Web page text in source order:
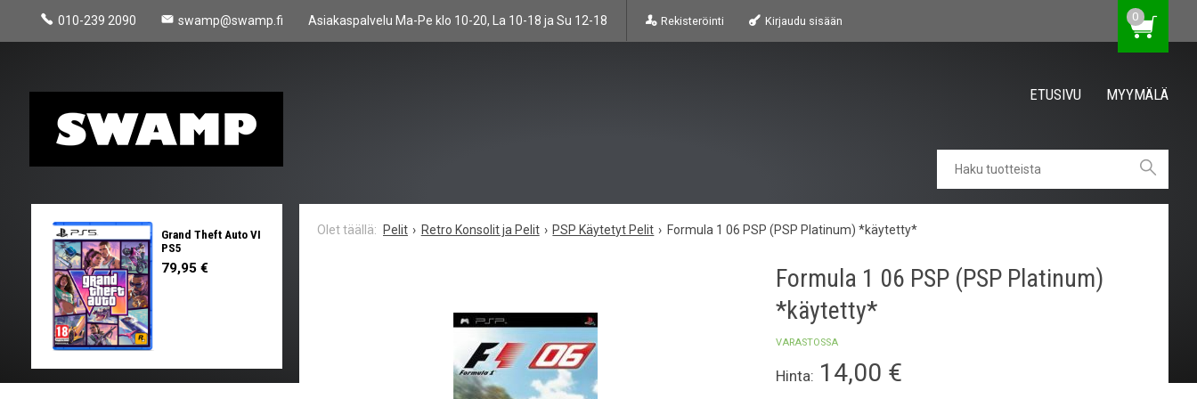
010-239 2090 swamp@swamp.fi Asiakaspalvelu Ma-Pe klo 10-20, La 10-18 ja Su 12-18 Rekisteröinti Kirjaudu sisään 0
ETUSIVU MYYMÄLÄ
Pelit Retro Konsolit ja Pelit PSP Käytetyt Pelit Formula 1 06 PSP (PSP Platinum) *käytetty*
Formula 1 06 PSP (PSP Platinum)
*käytetty*
VARASTOSSA
Hinta: 14,00 €
Grand Theft Auto VI
PS5
79,95 €